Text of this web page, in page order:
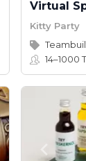
Kitty Party
14–1000